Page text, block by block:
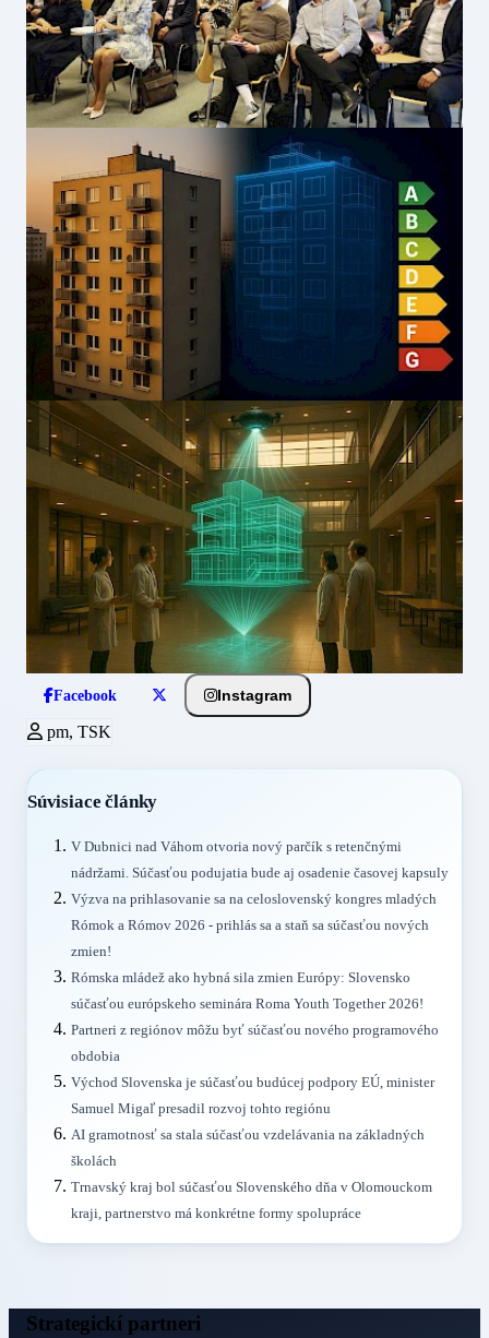
Facebook Instagram
pm, TSK
Súvisiace články
V Dubnici nad Váhom otvoria nový parčík s retenčnými
nádržami. Súčasťou podujatia bude aj osadenie časovej kapsuly
Výzva na prihlasovanie sa na celoslovenský kongres mladých
Rómok a Rómov 2026 - prihlás sa a staň sa súčasťou nových
zmien!
Rómska mládež ako hybná sila zmien Európy: Slovensko
súčasťou európskeho seminára Roma Youth Together 2026!
Partneri z regiónov môžu byť súčasťou nového programového
obdobia
Východ Slovenska je súčasťou budúcej podpory EÚ, minister
Samuel Migaľ presadil rozvoj tohto regiónu
AI gramotnosť sa stala súčasťou vzdelávania na základných
školách
Trnavský kraj bol súčasťou Slovenského dňa v Olomouckom
kraji, partnerstvo má konkrétne formy spolupráce
Strategickí partneri